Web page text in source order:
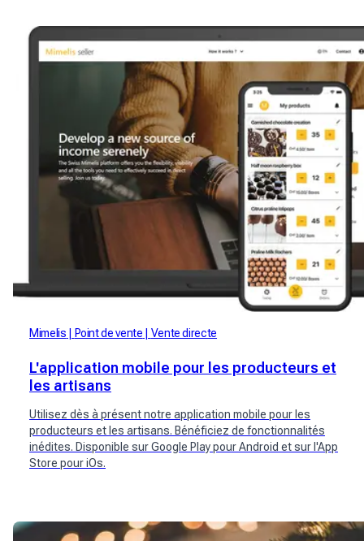
Mimelis Point de vente Vente directe
L'application mobile pour les producteurs et
les artisans
Utilisez dès à présent notre application mobile pour les
producteurs et les artisans. Bénéficiez de fonctionnalités
inédites. Disponible sur Google Play pour Android et sur l'App
Store pour iOs.